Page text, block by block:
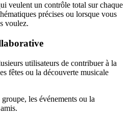
veulent un contrôle total sur chaque
précises ou lorsque vous
voulez.
utilisateurs de contribuer à la
fêtes ou la découverte musicale
les événements ou la